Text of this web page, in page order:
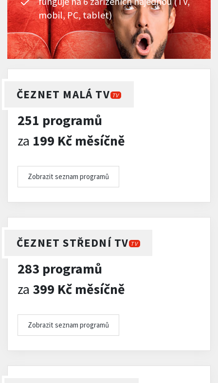
mobil, PC, tablet)
ČEZNET MALÁ TV TV
251 programů
za 199 Kč měsíčně
Zobrazit seznam programů
ČEZNET STŘEDNÍ TV TV
283 programů
za 399 Kč měsíčně
Zobrazit seznam programů